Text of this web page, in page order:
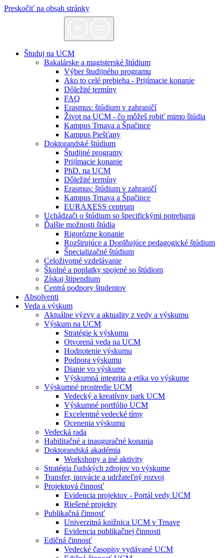
Preskočiť na obsah stránky
Študuj na UCM
Bakalárske a magisterské štúdium
Výber študijného programu
Ako to celé prebieha - Prijímacie konanie
Dôležité termíny
FAQ
Erasmus: štúdium v zahraničí
Život na UCM - čo môžeš robiť mimo štúdia
Kampus Trnava a Špačince
Kampus Piešťany
Doktorandské štúdium
Študijné programy
Prijímacie konanie
PhD. na UCM
Dôležité termíny
Erasmus: štúdium v zahraničí
Kampus Trnava a Špačince
EURAXESS centrum
Uchádzači o štúdium so špecifickými potrebami
Ďalšie možnosti štúdia
Rigorózne konanie
Rozširujúce a Doplňujúce pedagogické štúdium
Špecializačné štúdium
Celoživotné vzdelávanie
Školné a poplatky spojené so štúdiom
Získaj štipendium
Centrá podpory študentov
Absolventi
Veda a výskum
Aktuálne výzvy a aktuality z vedy a výskumu
Výskum na UCM
Stratégie k výskumu
Otvorená veda na UCM
Hodnotenie výskumu
Podpora výskumu
Dianie vo výskume
Výskumná integrita a etika vo výskume
Výskumné prostredie UCM
Vedecký a kreatívny park UCM
Výskumné portfólio UCM
Excelentné vedecké tímy
Ocenenia výskumu
Vedecká rada
Habilitačné a inauguračné konania
Doktorandská akadémia
Workshopy a iné aktivity
Stratégia ľudských zdrojov vo výskume
Transfer, inovácie a udržateľný rozvoj
Projektová činnosť
Evidencia projektov - Portál vedy UCM
Riešené projekty
Publikačná činnosť
Univerzitná knižnica UCM v Trnave
Evidencia publikačnej činnosti
Edičná činnosť
Vedecké časopisy vydávané UCM